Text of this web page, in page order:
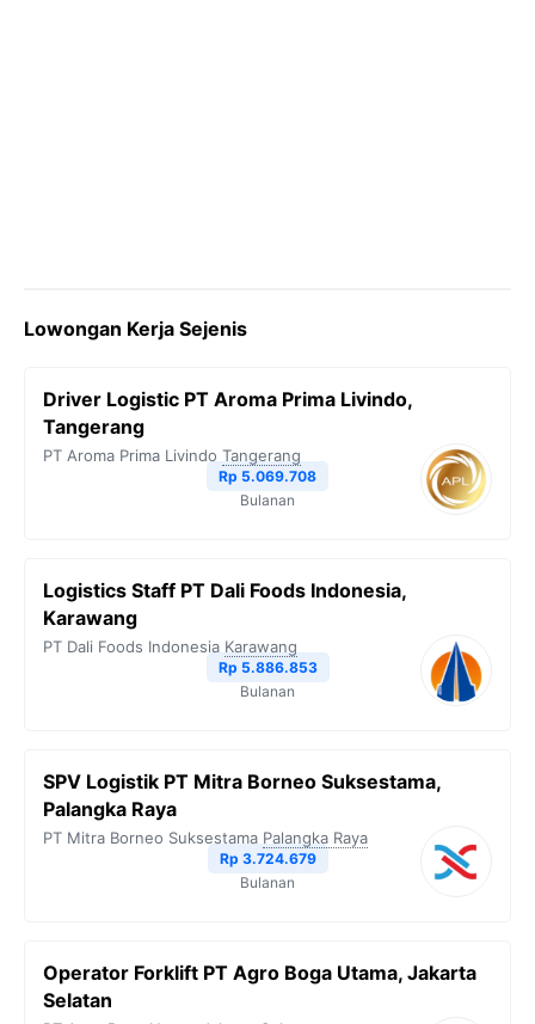
Lowongan Kerja Sejenis
Driver Logistic PT Aroma Prima Livindo,
Tangerang
PT Aroma Prima Livindo Tangerang
Rp 5.069.708
Bulanan
Logistics Staff PT Dali Foods Indonesia,
Karawang
PT Dali Foods Indonesia Karawang
Rp 5.886.853
Bulanan
SPV Logistik PT Mitra Borneo Suksestama,
Palangka Raya
PT Mitra Borneo Suksestama Palangka Raya
Rp 3.724.679
Bulanan
Operator Forklift PT Agro Boga Utama, Jakarta
Selatan